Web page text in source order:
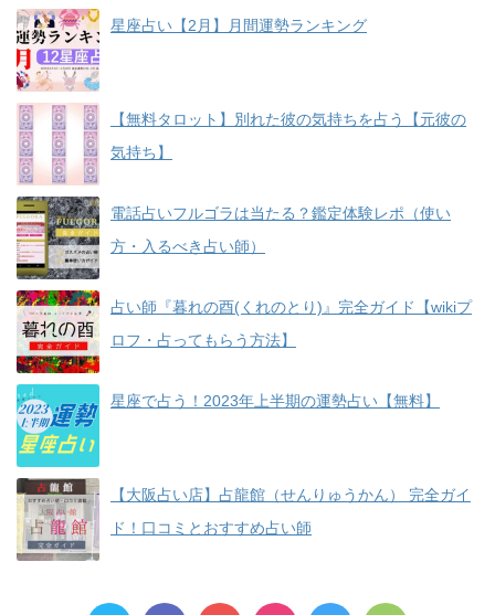
星座占い【2月】月間運勢ランキング
【無料タロット】別れた彼の気持ちを占う【元彼の
気持ち】
電話占いフルゴラは当たる？鑑定体験レポ（使い
方・入るべき占い師）
占い師『暮れの酉(くれのとり)』完全ガイド【wikiプ
ロフ・占ってもらう方法】
星座で占う！2023年上半期の運勢占い【無料】
【大阪占い店】占龍館（せんりゅうかん） 完全ガイ
ド！口コミとおすすめ占い師